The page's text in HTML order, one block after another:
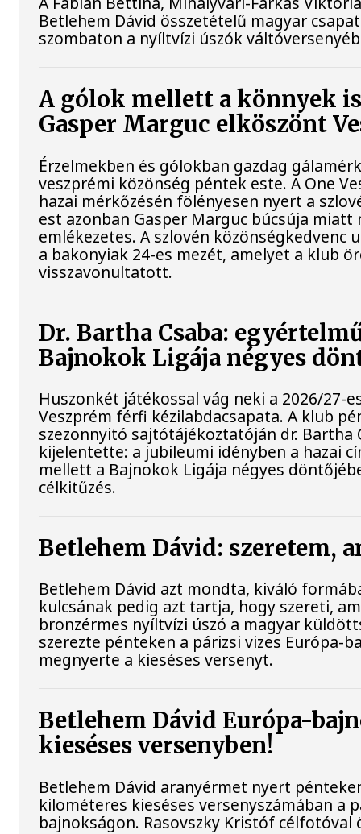
Betlehem Dávid összetételű magyar
szombaton a nyíltvízi úszók
A gólok mellett a könnyek
Gasper Marguc elköszönt
Érzelmekben és gólokban gazdag
veszprémi közönség péntek este. A One
hazai mérkőzésén fölényesen nyert a
est azonban Gasper Marguc búcsúja
emlékezetes. A szlovén
a bakonyiak 24-es mezét, amelyet a klub
visszavonultatott.
Dr. Bartha Csaba:
Bajnokok Ligája négyes
Huszonkét játékossal vág neki a 2026/27-
Veszprém férfi kézilabdacsapata. A klub
szezonnyitó sajtótájékoztatóján dr. Bartha
kijelentette: a jubileumi idényben a hazai
mellett a Bajnokok Ligája négyes
célkitűzés.
Betlehem Dávid: szeretem,
Betlehem Dávid azt mondta, kiváló
kulcsának pedig azt tartja, hogy szereti,
bronzérmes nyíltvízi úszó a magyar
szerezte pénteken a párizsi vizes Európa-
megnyerte a kieséses versenyt.
Betlehem Dávid Európa-
kieséses versenyben!
Betlehem Dávid aranyérmet nyert
kilométeres kieséses versenyszámában a
bajnokságon. Rasovszky Kristóf